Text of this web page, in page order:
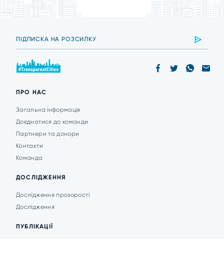
ПРО НАС
Загальна інформація
Доєднатися до команди
Партнери та донори
Контакти
Команда
ДОСЛІДЖЕННЯ
Дослідження прозорості
Дослідження
ПУБЛІКАЦІЇ